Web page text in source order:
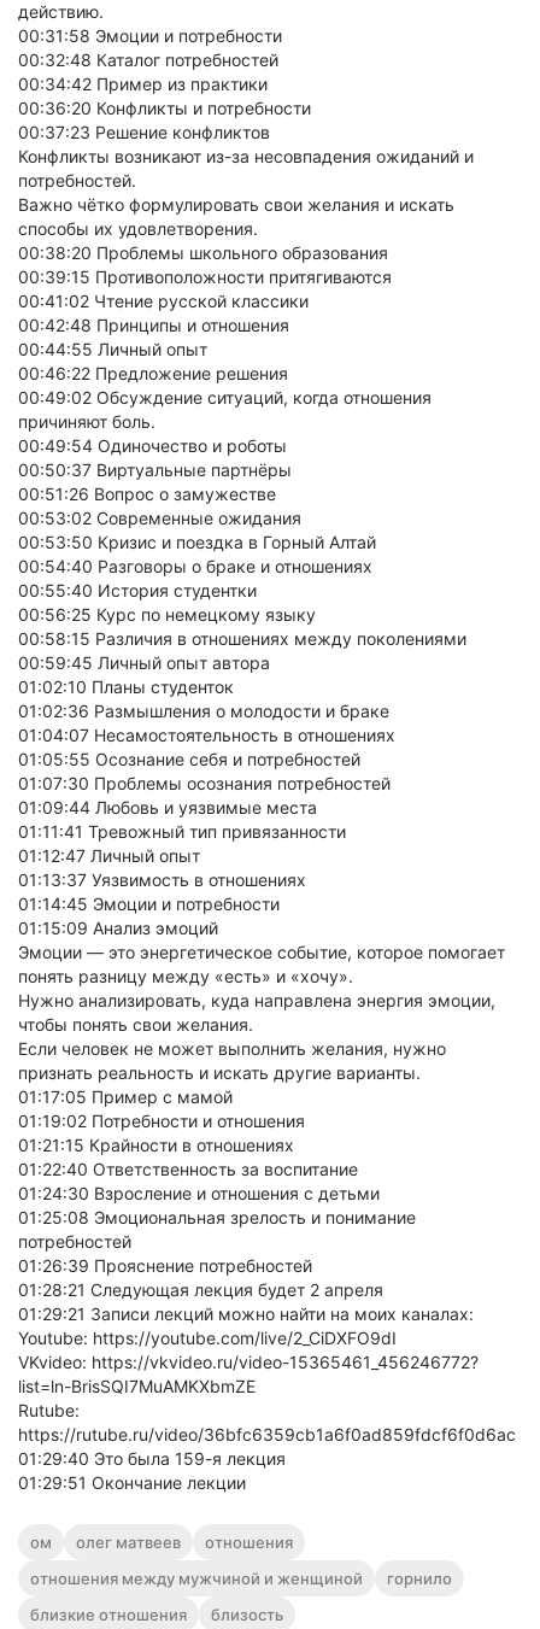
действию.
00:31:58 Эмоции и потребности
00:32:48 Каталог потребностей
00:34:42 Пример из практики
00:36:20 Конфликты и потребности
00:37:23 Решение конфликтов
Конфликты возникают из-за несовпадения ожиданий и
потребностей.
Важно чётко формулировать свои желания и искать
способы их удовлетворения.
00:38:20 Проблемы школьного образования
00:39:15 Противоположности притягиваются
00:41:02 Чтение русской классики
00:42:48 Принципы и отношения
00:44:55 Личный опыт
00:46:22 Предложение решения
00:49:02 Обсуждение ситуаций, когда отношения
причиняют боль.
00:49:54 Одиночество и роботы
00:50:37 Виртуальные партнёры
00:51:26 Вопрос о замужестве
00:53:02 Современные ожидания
00:53:50 Кризис и поездка в Горный Алтай
00:54:40 Разговоры о браке и отношениях
00:55:40 История студентки
00:56:25 Курс по немецкому языку
00:58:15 Различия в отношениях между поколениями
00:59:45 Личный опыт автора
01:02:10 Планы студенток
01:02:36 Размышления о молодости и браке
01:04:07 Несамостоятельность в отношениях
01:05:55 Осознание себя и потребностей
01:07:30 Проблемы осознания потребностей
01:09:44 Любовь и уязвимые места
01:11:41 Тревожный тип привязанности
01:12:47 Личный опыт
01:13:37 Уязвимость в отношениях
01:14:45 Эмоции и потребности
01:15:09 Анализ эмоций
Эмоции — это энергетическое событие, которое помогает
понять разницу между «есть» и «хочу».
Нужно анализировать, куда направлена энергия эмоции,
чтобы понять свои желания.
Если человек не может выполнить желания, нужно
признать реальность и искать другие варианты.
01:17:05 Пример с мамой
01:19:02 Потребности и отношения
01:21:15 Крайности в отношениях
01:22:40 Ответственность за воспитание
01:24:30 Взросление и отношения с детьми
01:25:08 Эмоциональная зрелость и понимание
потребностей
01:26:39 Прояснение потребностей
01:28:21 Следующая лекция будет 2 апреля
01:29:21 Записи лекций можно найти на моих каналах:
Youtube: https://youtube.com/live/2_CiDXFO9dI
VKvideo: https://vkvideo.ru/video-15365461_456246772?
list=ln-BrisSQI7MuAMKXbmZE
Rutube:
https://rutube.ru/video/36bfc6359cb1a6f0ad859fdcf6f0d6ac
01:29:40 Это была 159-я лекция
01:29:51 Окончание лекции
ом олег матвеев
отношения
отношения между мужчиной и женщиной
горнило
близкие отношения
близость